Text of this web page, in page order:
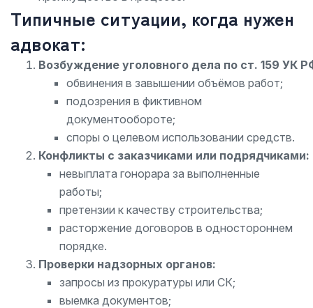
Типичные ситуации, когда нужен
адвокат:
Возбуждение уголовного дела по ст. 159 УК
обвинения в завышении объёмов работ;
подозрения в фиктивном
документообороте;
споры о целевом использовании средств.
Конфликты с заказчиками или подрядчиками:
невыплата гонорара за выполненные
работы;
претензии к качеству строительства;
расторжение договоров в одностороннем
порядке.
Проверки надзорных органов:
запросы из прокуратуры или СК;
выемка документов;